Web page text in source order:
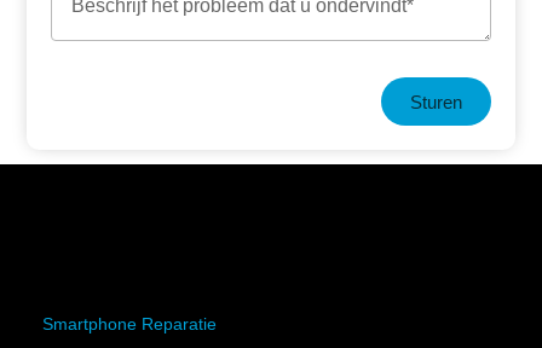
Sturen
Smartphone Reparatie